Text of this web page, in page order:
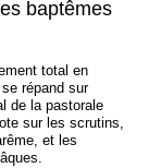
baptêmes
total en
répand sur
de la pastorale
sur les scrutins,
et les